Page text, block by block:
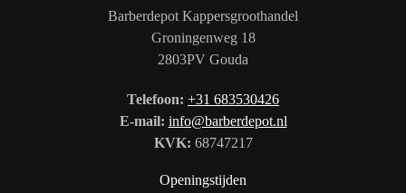
Barberdepot Kappersgroothandel
Groningenweg 18
2803PV Gouda
Telefoon: +31 683530426
E-mail: info@barberdepot.nl
KVK: 68747217
Openingstijden